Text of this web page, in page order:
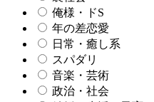
俺様・ドS
年の差恋愛
日常・癒し系
スパダリ
音楽・芸術
政治・社会